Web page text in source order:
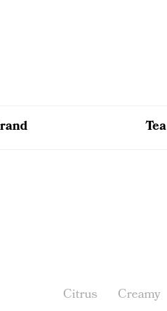
Tea
Citrus Creamy